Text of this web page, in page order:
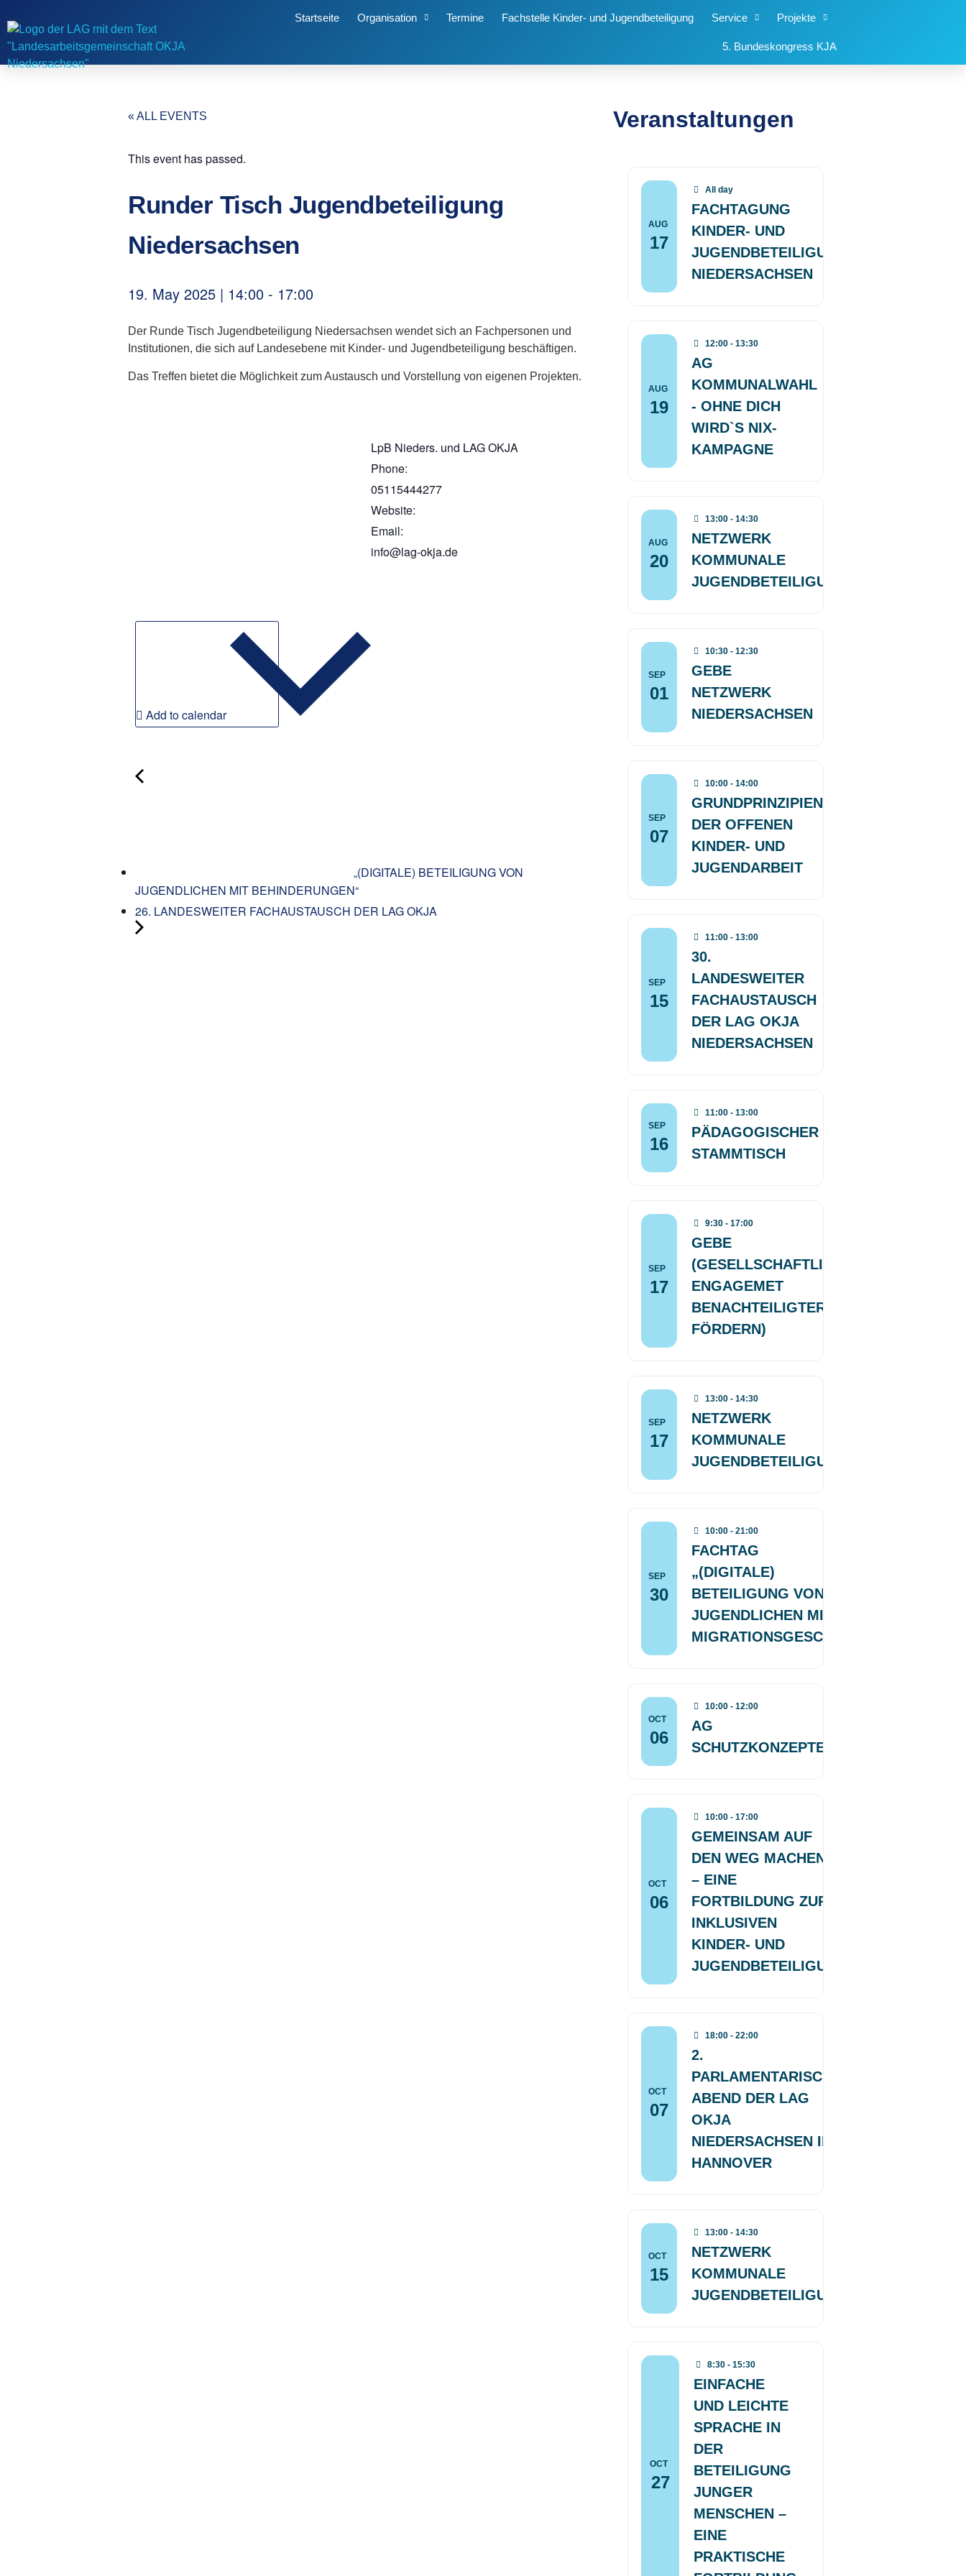
Startseite Organisation Termine Fachstelle Kinder- und Jugendbeteiligung Service Projekte
5. Bundeskongress KJA
« ALL EVENTS
This event has passed.
Runder Tisch Jugendbeteiligung
Niedersachsen
19. May 2025 | 14:00 - 17:00
Der Runde Tisch Jugendbeteiligung Niedersachsen wendet sich an Fachpersonen und
Institutionen, die sich auf Landesebene mit Kinder- und Jugendbeteiligung beschäftigen.
Das Treffen bietet die Möglichkeit zum Austausch und Vorstellung von eigenen Projekten.
LpB Nieders. und LAG OKJA
Phone:
05115444277
Website:
Email:
info@lag-okja.de
Add to calendar
„(DIGITALE) BETEILIGUNG VON
JUGENDLICHEN MIT BEHINDERUNGEN“
26. LANDESWEITER FACHAUSTAUSCH DER LAG OKJA
Veranstaltungen
AUG
17
All day
FACHTAGUNG
KINDER- UND
JUGENDBETEILIGUNG
NIEDERSACHSEN
AUG
19
12:00 - 13:30
AG
KOMMUNALWAHL
- OHNE DICH
WIRD`S NIX-
KAMPAGNE
AUG
20
13:00 - 14:30
NETZWERK
KOMMUNALE
JUGENDBETEILIGUNG
SEP
01
10:30 - 12:30
GEBE
NETZWERK
NIEDERSACHSEN
SEP
07
10:00 - 14:00
GRUNDPRINZIPIEN
DER OFFENEN
KINDER- UND
JUGENDARBEIT
SEP
15
11:00 - 13:00
30.
LANDESWEITER
FACHAUSTAUSCH
DER LAG OKJA
NIEDERSACHSEN
SEP
16
11:00 - 13:00
PÄDAGOGISCHER
STAMMTISCH
SEP
17
9:30 - 17:00
GEBE
(GESELLSCHAFTLICHES
ENGAGEMET
BENACHTEILIGTER
FÖRDERN)
SEP
17
13:00 - 14:30
NETZWERK
KOMMUNALE
JUGENDBETEILIGUNG
SEP
30
10:00 - 21:00
FACHTAG
„(DIGITALE)
BETEILIGUNG VON
JUGENDLICHEN MIT
MIGRATIONSGESCHICHTE“
OCT
06
10:00 - 12:00
AG
SCHUTZKONZEPTE
OCT
06
10:00 - 17:00
GEMEINSAM AUF
DEN WEG MACHEN
– EINE
FORTBILDUNG ZUR
INKLUSIVEN
KINDER- UND
JUGENDBETEILIGUNG
OCT
07
18:00 - 22:00
2.
PARLAMENTARISCHER
ABEND DER LAG
OKJA
NIEDERSACHSEN IN
HANNOVER
OCT
15
13:00 - 14:30
NETZWERK
KOMMUNALE
JUGENDBETEILIGUNG
OCT
27
8:30 - 15:30
EINFACHE
UND LEICHTE
SPRACHE IN
DER
BETEILIGUNG
JUNGER
MENSCHEN –
EINE
PRAKTISCHE